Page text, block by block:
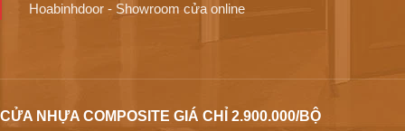
Hoabinhdoor - Showroom cửa online
CỬA NHỰA COMPOSITE GIÁ CHỈ 2.900.000/BỘ